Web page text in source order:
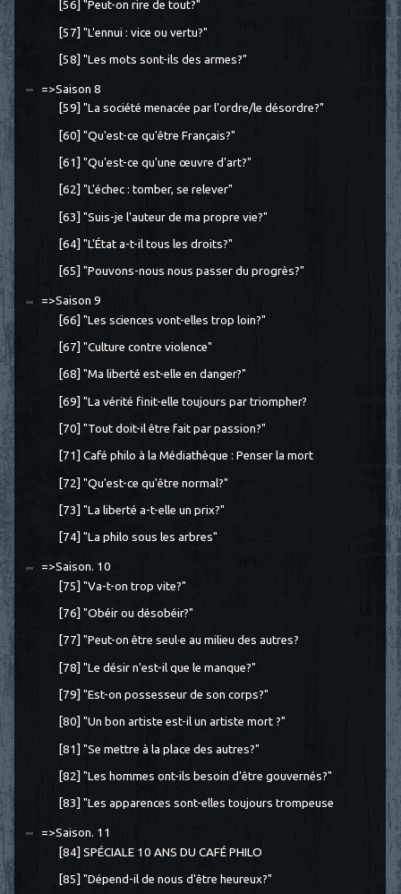
[56] "Peut-on rire de tout?"
[57] "L'ennui : vice ou vertu?"
[58] "Les mots sont-ils des armes?"
=>Saison 8
[59] "La société menacée par l'ordre/le désordre?"
[60] "Qu'est-ce qu'être Français?"
[61] "Qu'est-ce qu'une œuvre d'art?"
[62] "L'échec : tomber, se relever"
[63] "Suis-je l'auteur de ma propre vie?"
[64] "L'État a-t-il tous les droits?"
[65] "Pouvons-nous nous passer du progrès?"
=>Saison 9
[66] "Les sciences vont-elles trop loin?"
[67] "Culture contre violence"
[68] "Ma liberté est-elle en danger?"
[69] "La vérité finit-elle toujours par triompher?
[70] "Tout doit-il être fait par passion?"
[71] Café philo à la Médiathèque : Penser la mort
[72] "Qu'est-ce qu'être normal?"
[73] "La liberté a-t-elle un prix?"
[74] "La philo sous les arbres"
=>Saison. 10
[75] "Va-t-on trop vite?"
[76] "Obéir ou désobéir?"
[77] "Peut-on être seul·e au milieu des autres?
[78] "Le désir n'est-il que le manque?"
[79] "Est-on possesseur de son corps?"
[80] "Un bon artiste est-il un artiste mort ?"
[81] "Se mettre à la place des autres?"
[82] "Les hommes ont-ils besoin d'être gouvernés?"
[83] "Les apparences sont-elles toujours trompeuse
=>Saison. 11
[84] SPÉCIALE 10 ANS DU CAFÉ PHILO
[85] "Dépend-il de nous d'être heureux?"